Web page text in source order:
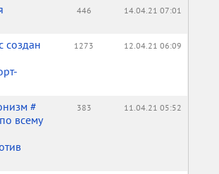
446 14.04.21 07:01
создан
1273 12.04.21 06:09
#
всему
383 11.04.21 05:52